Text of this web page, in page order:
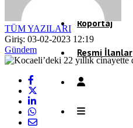
Röportaj
Resmi İlanlar
TÜM YAZILARI
Giriş: 03-02-2023 12:19
Gündem